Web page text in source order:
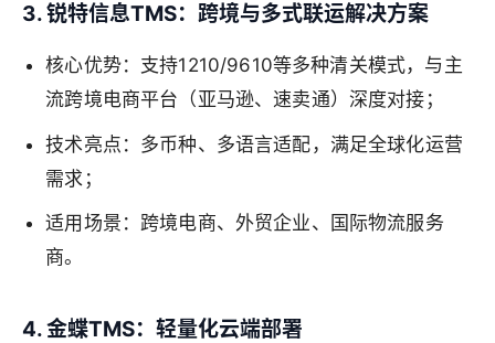
3. 锐特信息TMS：跨境与多式联运解决方案
核心优势：支持1210/9610等多种清关模式，与主
流跨境电商平台（亚马逊、速卖通）深度对接；
技术亮点：多币种、多语言适配，满足全球化运营
需求；
适用场景：跨境电商、外贸企业、国际物流服务
商。
4. 金蝶TMS：轻量化云端部署